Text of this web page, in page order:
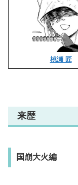
桃瀬 匠
来歴
国崩大火編